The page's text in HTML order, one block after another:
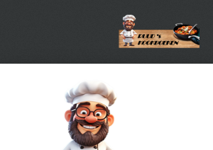
hoofdinhoud